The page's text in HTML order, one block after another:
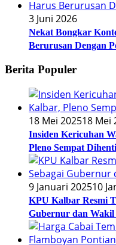
3 Juni 2026
Nekat Bongkar
Berurusan Dengan
Berita Populer
18 Mei 202518 Mei
Insiden Kericuhan
Pleno Sempat
9 Januari 202510
KPU Kalbar Resmi
Gubernur dan